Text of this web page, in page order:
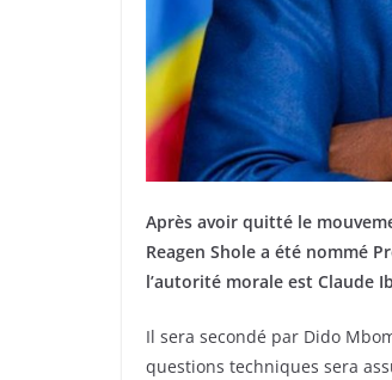
Après avoir quitté le
Reagen Shole a été nommé
l’autorité morale est Claude
Il sera secondé par Dido
questions techniques sera